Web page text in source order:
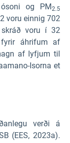
og PM2.5
voru einnig 702
voru í 32
fyrir áhrifum af
af lyfjum til
Isorna et
verði á
(EES, 2023a).